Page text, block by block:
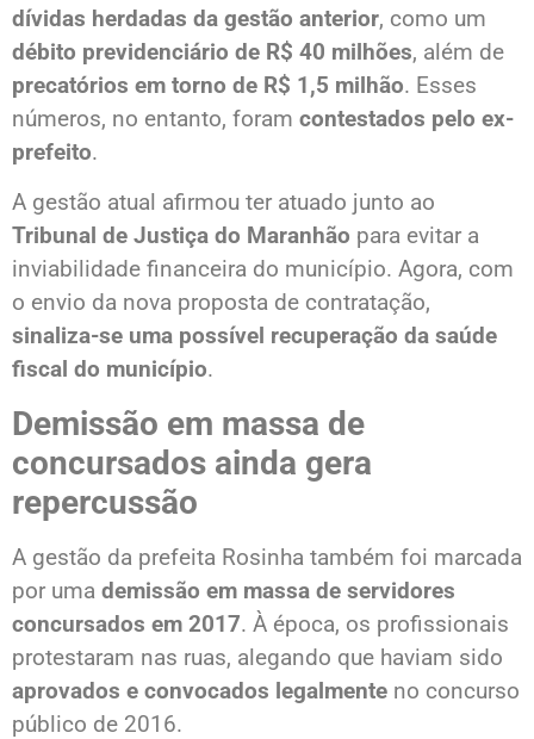
dívidas herdadas da gestão anterior, como um
débito previdenciário de R$ 40 milhões, além de
precatórios em torno de R$ 1,5 milhão. Esses
números, no entanto, foram contestados pelo ex-
prefeito.
A gestão atual afirmou ter atuado junto ao
Tribunal de Justiça do Maranhão para evitar a
inviabilidade financeira do município. Agora, com
o envio da nova proposta de contratação,
sinaliza-se uma possível recuperação da saúde
fiscal do município.
Demissão em massa de
concursados ainda gera
repercussão
A gestão da prefeita Rosinha também foi marcada
por uma demissão em massa de servidores
concursados em 2017. À época, os profissionais
protestaram nas ruas, alegando que haviam sido
aprovados e convocados legalmente no concurso
público de 2016.